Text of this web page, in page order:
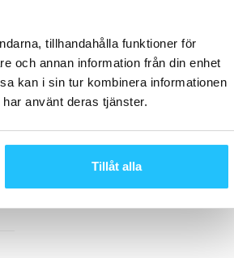
tillhandahålla funktioner för
och annan information från din enhet
kan i sin tur kombinera informationen
använt deras tjänster.
Tillåt alla